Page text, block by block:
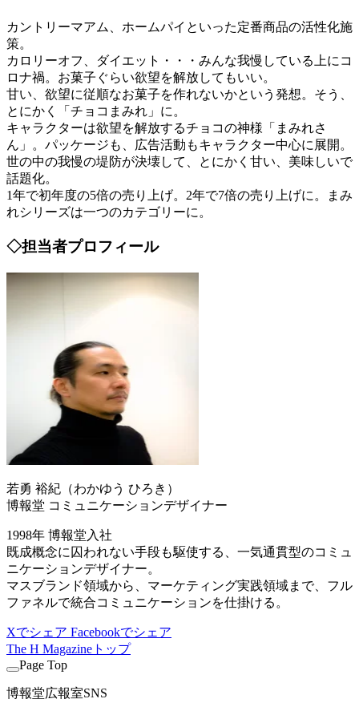
カントリーマアム、ホームパイといった定番商品の活性化施
策。
カロリーオフ、ダイエット・・・みんな我慢している上にコ
ロナ禍。お菓子ぐらい欲望を解放してもいい。
甘い、欲望に従順なお菓子を作れないかという発想。そう、
とにかく「チョコまみれ」に。
キャラクターは欲望を解放するチョコの神様「まみれさ
ん」。パッケージも、広告活動もキャラクター中心に展開。
世の中の我慢の堤防が決壊して、とにかく甘い、美味しいで
話題化。
1年で初年度の5倍の売り上げ。2年で7倍の売り上げに。まみ
れシリーズは一つのカテゴリーに。
◇担当者プロフィール
若勇 裕紀（わかゆう ひろき）
博報堂 コミュニケーションデザイナー
1998年 博報堂入社
既成概念に囚われない手段も駆使する、一気通貫型のコミュ
ニケーションデザイナー。
マスブランド領域から、マーケティング実践領域まで、フル
ファネルで統合コミュニケーションを仕掛ける。
Xでシェア Facebookでシェア
The H Magazineトップ
Page Top
博報堂広報室SNS